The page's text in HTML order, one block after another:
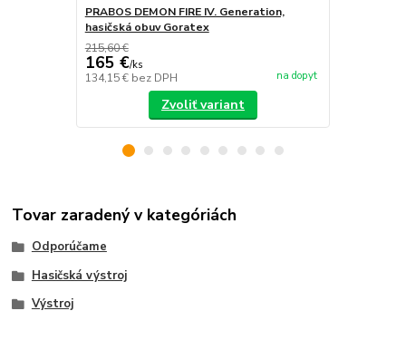
PRABOS DEMON FIRE IV. Generation,
hasičská obuv Goratex
215,60 €
165 €/ks
134,15 € bez DPH na dopyt
Zvoliť variant
Tovar zaradený v kategóriách
Odporúčame
Hasičská výstroj
Výstroj